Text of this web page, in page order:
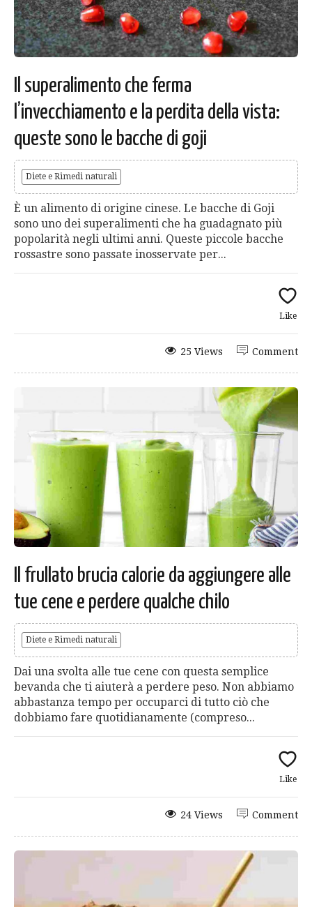
Il superalimento che ferma
l’invecchiamento e la perdita della vista:
queste sono le bacche di goji
Diete e Rimedi naturali
È un alimento di origine cinese. Le bacche di Goji
sono uno dei superalimenti che ha guadagnato più
popolarità negli ultimi anni. Queste piccole bacche
rossastre sono passate inosservate per...
Like
Comment
25 Views
Il frullato brucia calorie da aggiungere alle
tue cene e perdere qualche chilo
Diete e Rimedi naturali
Dai una svolta alle tue cene con questa semplice
bevanda che ti aiuterà a perdere peso. Non abbiamo
abbastanza tempo per occuparci di tutto ciò che
dobbiamo fare quotidianamente (compreso...
Like
Comment
24 Views